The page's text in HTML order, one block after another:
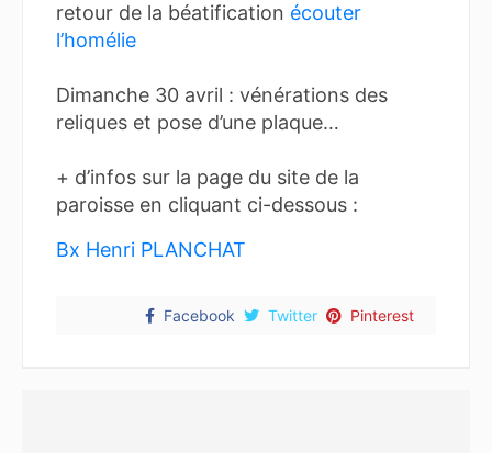
retour de la béatification écouter
l’homélie
Dimanche 30 avril : vénérations des
reliques et pose d’une plaque…
+ d’infos sur la page du site de la
paroisse en cliquant ci-dessous :
Bx Henri PLANCHAT
Facebook Twitter Pinterest